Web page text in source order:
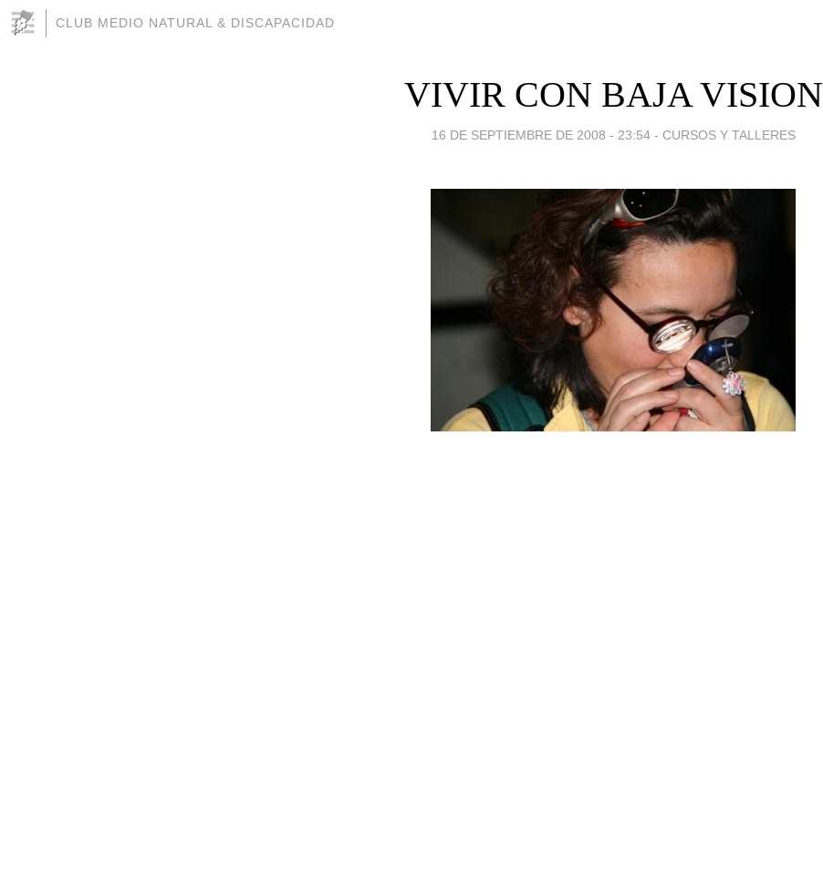
CLUB MEDIO NATURAL & DISCAPACIDAD
VIVIR CON BAJA VISION
16 DE SEPTIEMBRE DE 2008 - 23:54 - CURSOS Y TALLERES